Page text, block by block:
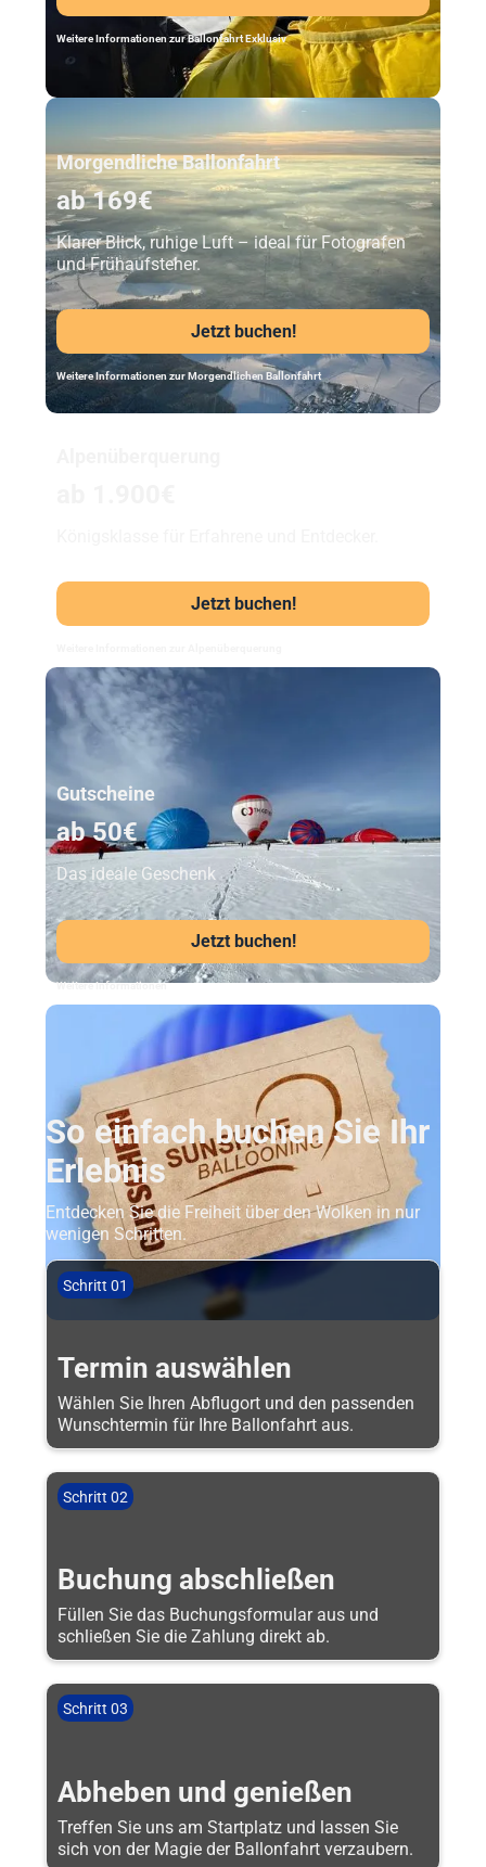
Weitere Informationen zur Ballonfahrt Exklusiv
Morgendliche Ballonfahrt
ab 169€
Klarer Blick, ruhige Luft – ideal für Fotografen
und Frühaufsteher.
Jetzt buchen!
Weitere Informationen zur Morgendlichen Ballonfahrt
Jetzt buchen!
Unser Beststeller
Gutscheine
ab 50€
Das ideale Geschenk
Jetzt buchen!
Weitere Informationen
So einfach buchen Sie Ihr
Erlebnis
Entdecken Sie die Freiheit über den Wolken in nur
wenigen Schritten.
Schritt 01
Termin auswählen
Wählen Sie Ihren Abflugort und den passenden
Wunschtermin für Ihre Ballonfahrt aus.
Schritt 02
Buchung abschließen
Füllen Sie das Buchungsformular aus und
schließen Sie die Zahlung direkt ab.
Schritt 03
Abheben und genießen
Treffen Sie uns am Startplatz und lassen Sie
sich von der Magie der Ballonfahrt verzaubern.